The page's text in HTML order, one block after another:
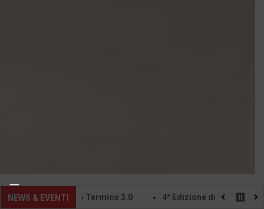
NEWS & EVENTI
Termico 3.0 4ª Edizione della Fiera Internazionale